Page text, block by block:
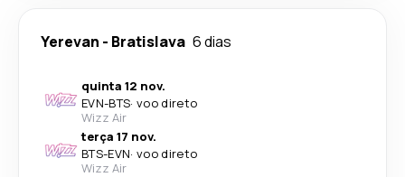
Yerevan - Bratislava 6 dias
quinta 12 nov.
EVN-BTS· voo direto
Wizz Air
terça 17 nov.
BTS-EVN· voo direto
Wizz Air